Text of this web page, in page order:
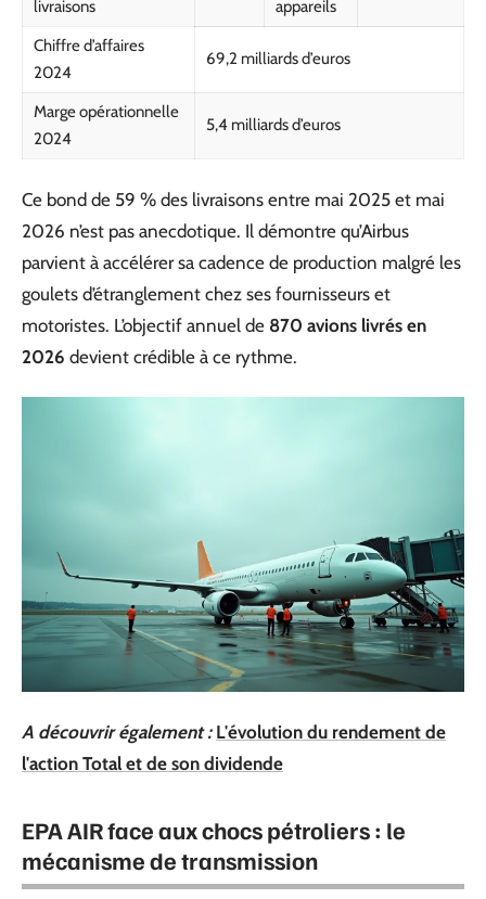
livraisons
appareils
Chiffre d’affaires
2024
69,2 milliards d’euros
Marge opérationnelle
2024
5,4 milliards d’euros
Ce bond de 59 % des livraisons entre mai 2025 et mai
2026 n’est pas anecdotique. Il démontre qu’Airbus
parvient à accélérer sa cadence de production malgré les
goulets d’étranglement chez ses fournisseurs et
motoristes. L’objectif annuel de 870 avions livrés en
2026 devient crédible à ce rythme.
A découvrir également : L'évolution du rendement de
l'action Total et de son dividende
EPA AIR face aux chocs pétroliers : le
mécanisme de transmission